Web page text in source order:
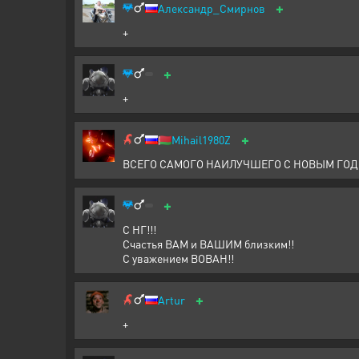
Александр_Смирнов +
+
+
+
🇧🇾Mihail1980Z +
ВСЕГО САМОГО НАИЛУЧШЕГО С НОВЫМ
+
С НГ!!!
Счастья ВАМ и ВАШИМ близким!!
С уважением ВОВАН!!
Artur +
+